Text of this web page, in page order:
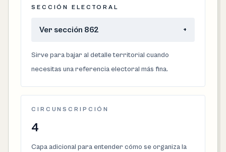
SECCIÓN ELECTORAL
Ver sección 862 +
Sirve para bajar al detalle territorial cuando
necesitas una referencia electoral más fina.
CIRCUNSCRIPCIÓN
4
Capa adicional para entender cómo se organiza la